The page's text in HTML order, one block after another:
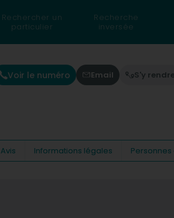
Rechercher un
particulier
Recherche
inversée
Voir le numéro Email S'y
Avis Informations légales